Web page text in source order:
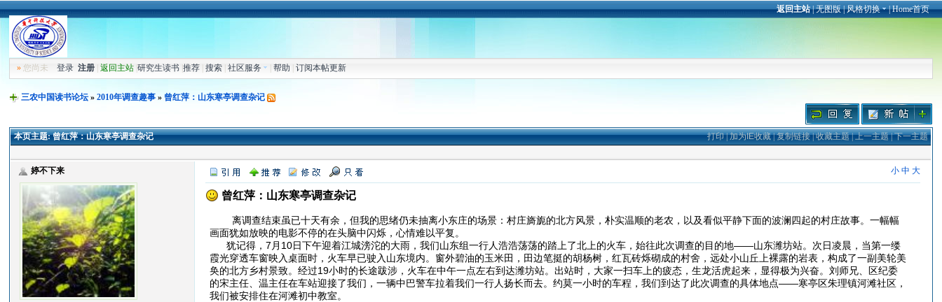
返回主站|无图版|风格切换 |Home首页
» 您尚未登录 注册 |返回主站 |研究生读书 |推荐 |搜索 |社区服务 |帮助 |订阅本帖更新
三农中国读书论坛»2010年调查趣事 » 曾红萍：山东寒亭调查杂记
本页主题:曾红萍：山东寒亭调查杂记 打印|加为IE收藏|复制链接|收藏主题|上一主题|下一主题
婷不下来 小 中 大
曾红萍：山东寒亭调查杂记
离调查结束虽已十天有余，但我的思绪仍未抽离小东庄的场景：村庄旖旎的北方风景，朴实温顺的老农，以及看似平静下面的波澜四起的村庄故事。一幅幅
画面犹如放映的电影不停的在头脑中闪烁，心情难以平复。
犹记得，7月10日下午迎着江城滂沱的大雨，我们山东组一行人浩浩荡荡的踏上了北上的火车，始往此次调查的目的地——山东潍坊站。次日凌晨，当第一缕
霞光穿透车窗映入桌面时，火车早已驶入山东境内。窗外碧油的玉米田，田边笔挺的胡杨树，红瓦砖烁砌成的村舍，远处小山丘上裸露的岩表，构成了一副美轮美
奂的北方乡村景致。经过19小时的长途跋涉，火车在中午一点左右到达潍坊站。出站时，大家一扫车上的疲态，生龙活虎起来，显得极为兴奋。刘师兄、区纪委
的宋主任、温主任在车站迎接了我们，一辆中巴警车拉着我们一行人扬长而去。约莫一小时的车程，我们到达了此次调查的具体地点——寒亭区朱理镇河滩社区，
我们被安排住在河滩初中教室。